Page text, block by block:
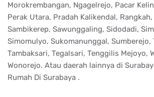
Morokrembangan, Ngagelrejo, Pacar
Perak Utara, Pradah Kalikendal,
Sambikerep, Sawunggaling, Sidodadi,
Simomulyo, Sukomanunggal, Sumberejo,
Tambaksari, Tegalsari, Tenggilis Mejoyo,
Wonorejo. Atau daerah lainnya di
Rumah Di Surabaya .